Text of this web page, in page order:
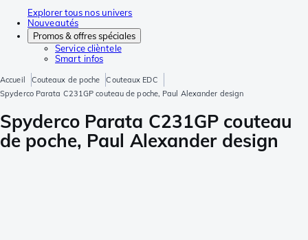
Explorer tous nos univers
Nouveautés
Promos & offres spéciales
Service clièntele
Smart infos
Accueil Couteaux de poche
Couteaux EDC
Spyderco Parata C231GP couteau de poche, Paul Alexander design
Spyderco Parata C231GP couteau
de poche, Paul Alexander design